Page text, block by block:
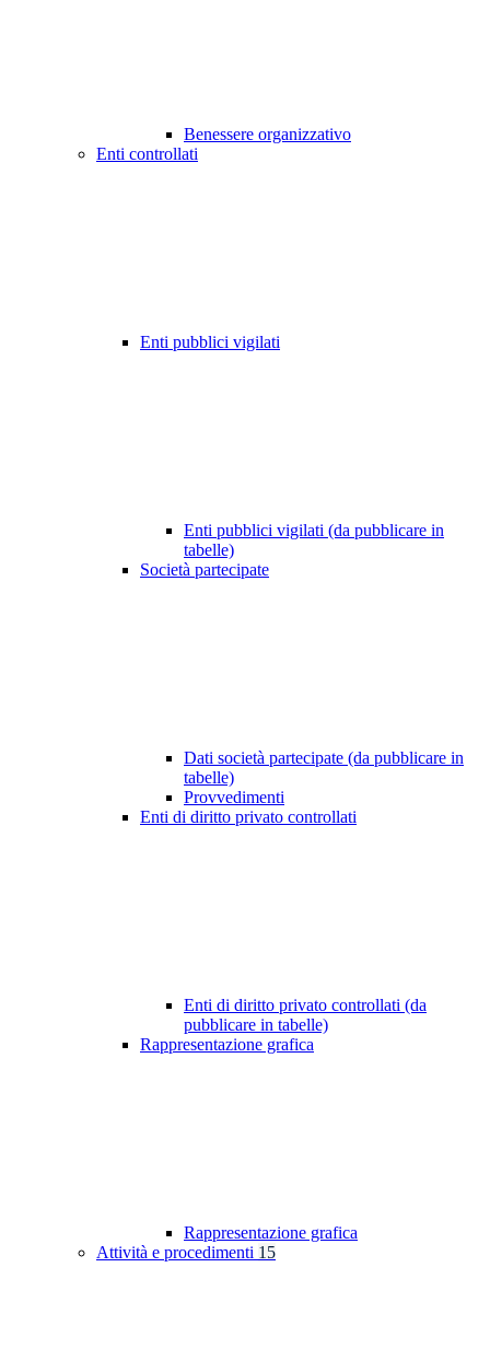
Benessere organizzativo
Enti controllati
Enti pubblici vigilati
Enti pubblici vigilati (da pubblicare in
tabelle)
Società partecipate
Dati società partecipate (da pubblicare in
tabelle)
Provvedimenti
Enti di diritto privato controllati
Enti di diritto privato controllati (da
pubblicare in tabelle)
Rappresentazione grafica
Rappresentazione grafica
Attività e procedimenti 15